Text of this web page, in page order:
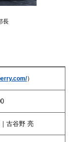
長
）
古谷野 亮